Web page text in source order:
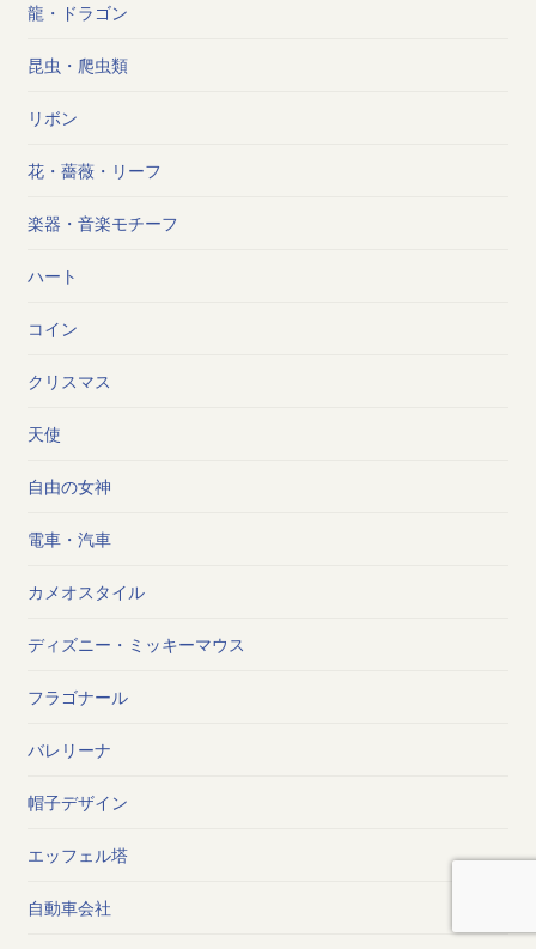
龍・ドラゴン
昆虫・爬虫類
リボン
花・薔薇・リーフ
楽器・音楽モチーフ
ハート
コイン
クリスマス
天使
自由の女神
電車・汽車
カメオスタイル
ディズニー・ミッキーマウス
フラゴナール
バレリーナ
帽子デザイン
エッフェル塔
自動車会社